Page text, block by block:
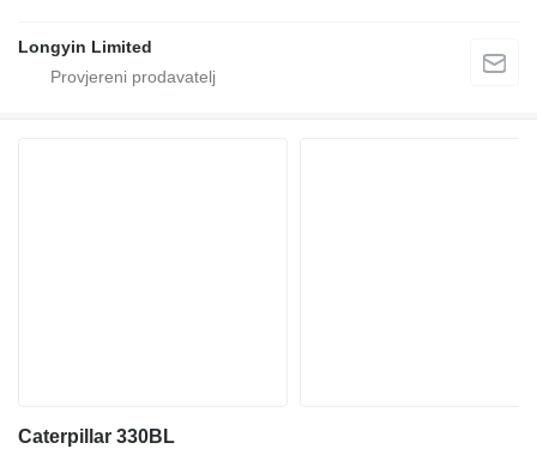
Longyin Limited
Caterpillar 330BL